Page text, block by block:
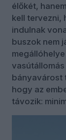
élőkét,
kell tervezni,
indulnak
buszok nem
vasútállomás
bányavárost
hogy az
távozik: